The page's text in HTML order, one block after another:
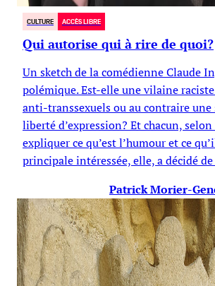
CULTURE ACCÈS LIBRE
Qui autorise qui à rire de quoi?
Un sketch de la comédienne Claude
polémique. Est-elle une vilaine
anti-transsexuels ou au contraire
liberté d’expression? Et chacun,
expliquer ce qu’est l’humour et ce
principale intéressée, elle, a décidé de
Patrick Morier-